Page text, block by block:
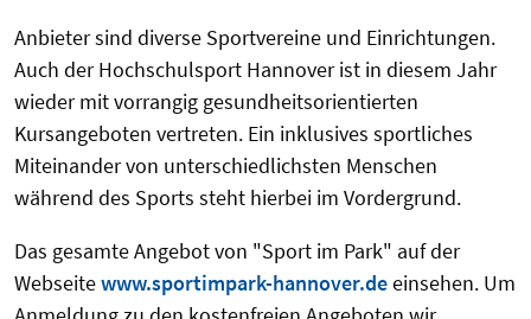
Anbieter sind diverse Sportvereine und Einrichtungen.
Auch der Hochschulsport Hannover ist in diesem Jahr
wieder mit vorrangig gesundheitsorientierten
Kursangeboten vertreten. Ein inklusives sportliches
Miteinander von unterschiedlichsten Menschen
während des Sports steht hierbei im Vordergrund.
Das gesamte Angebot von "Sport im Park" auf der
Webseitewww.sportimpark-hannover.deeinsehen. Um